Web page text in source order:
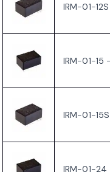
IRM-01-
IRM-01-15
IRM-01-
IRM-01-24